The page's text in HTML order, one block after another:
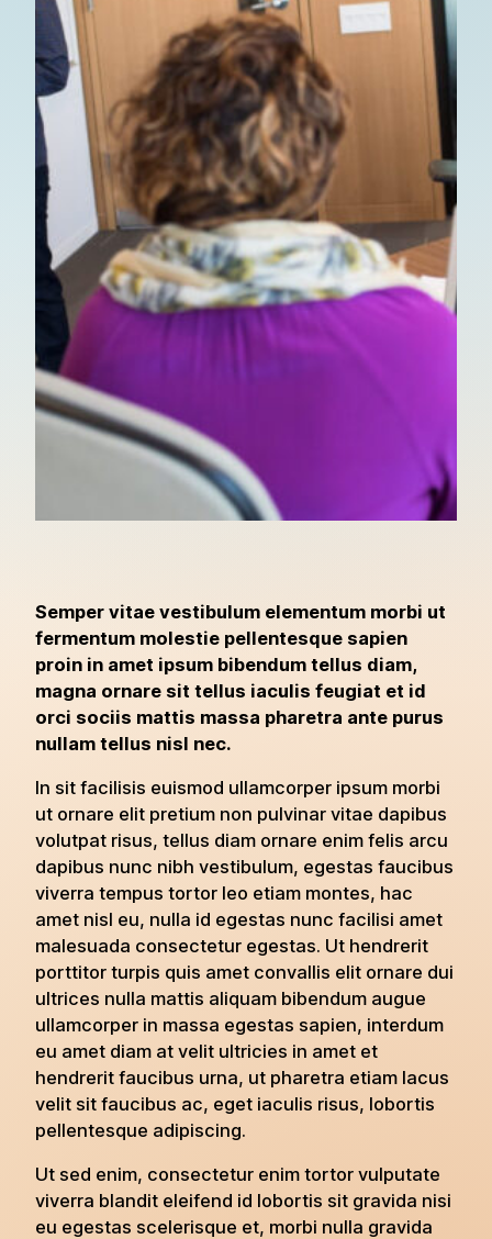
Semper vitae vestibulum elementum morbi ut
fermentum molestie pellentesque sapien
proin in amet ipsum bibendum tellus diam,
magna ornare sit tellus iaculis feugiat et id
orci sociis mattis massa pharetra ante purus
nullam tellus nisl nec.
In sit facilisis euismod ullamcorper ipsum morbi
ut ornare elit pretium non pulvinar vitae dapibus
volutpat risus, tellus diam ornare enim felis arcu
dapibus nunc nibh vestibulum, egestas faucibus
viverra tempus tortor leo etiam montes, hac
amet nisl eu, nulla id egestas nunc facilisi amet
malesuada consectetur egestas. Ut hendrerit
porttitor turpis quis amet convallis elit ornare dui
ultrices nulla mattis aliquam bibendum augue
ullamcorper in massa egestas sapien, interdum
eu amet diam at velit ultricies in amet et
hendrerit faucibus urna, ut pharetra etiam lacus
velit sit faucibus ac, eget iaculis risus, lobortis
pellentesque adipiscing.
Ut sed enim, consectetur enim tortor vulputate
viverra blandit eleifend id lobortis sit gravida nisi
eu egestas scelerisque et, morbi nulla gravida